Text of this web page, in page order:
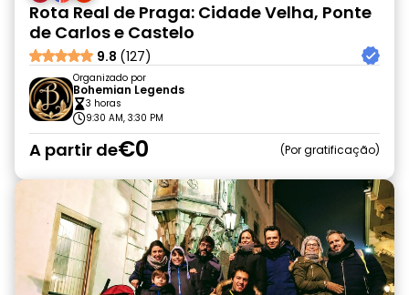
Rota Real de Praga: Cidade Velha, Ponte
de Carlos e Castelo
9.8 (127)
Organizado por
Bohemian Legends
3 horas
9:30 AM, 3:30 PM
A partir de€0 Por gratificação